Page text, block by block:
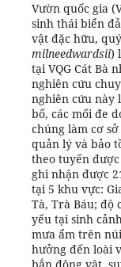
Vườn quốc gia
sinh thái biển
vật đặc hữu,
milneedwardsii)
tại VQG Cát Bà
nghiên cứu
nghiên cứu này
bố, các mối đe
chúng làm cơ
quản lý và bảo
theo tuyến
ghi nhận được
tại 5 khu vực:
Tà, Trà Báu; độ
yếu tại sinh
mưa ẩm trên
hưởng đến loài